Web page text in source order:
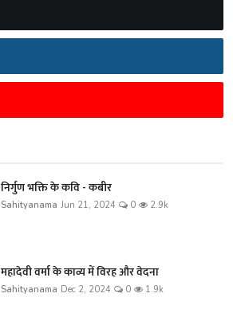
निर्गुण भक्ति के कवि - कबीर
Sahityanama Jun 21, 2024 0 2.9k
महादेवी वर्मा के काव्य में विरह और वेदना
Sahityanama Dec 2, 2024 0 1.9k